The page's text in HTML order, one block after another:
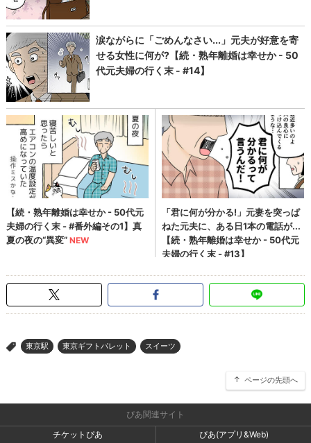
> 東京駅 東京ギフトパレット スイーツ
ページの先頭へ
ぴあ関連サイト
チケットぴあ
ぴあ(アプリ&Web)